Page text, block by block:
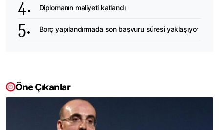
Diplomanın maliyeti katlandı
Borç yapılandırmada son başvuru süresi yaklaşıyor
Öne Çıkanlar